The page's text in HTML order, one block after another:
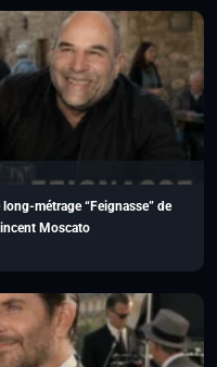
métrage “Feignasse” de
Moscato